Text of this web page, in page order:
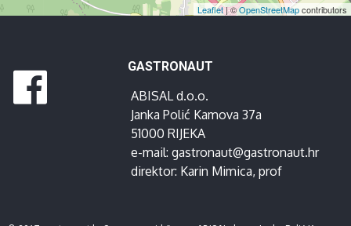
Leaflet| ©OpenStreetMapcontributors
GASTRONAUT
ABISAL d.o.o.
Janka Polić Kamova 37a
51000 RIJEKA
e-mail: gastronaut@gastronaut.hr
direktor: Karin Mimica, prof